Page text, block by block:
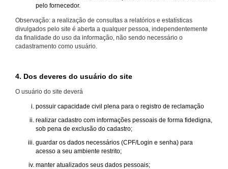
pelo fornecedor.
Observação: a realização de consultas a relatórios e estatísticas
divulgados pelo site é aberta a qualquer pessoa, independentemente
da finalidade do uso da informação, não sendo necessário o
cadastramento como usuário.
4. Dos deveres do usuário do site
O usuário do site deverá
possuir capacidade civil plena para o registro de reclamação
realizar cadastro com informações pessoais de forma fidedigna,
sob pena de exclusão do cadastro;
guardar os dados necessários (CPF/Login e senha) para
acesso a seu ambiente restrito;
manter atualizados seus dados pessoais;